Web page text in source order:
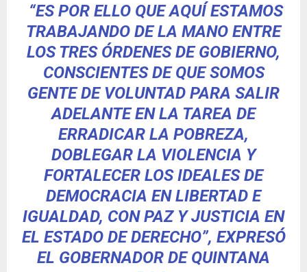
“ES POR ELLO QUE AQUÍ ESTAMOS
TRABAJANDO DE LA MANO ENTRE
LOS TRES ÓRDENES DE GOBIERNO,
CONSCIENTES DE QUE SOMOS
GENTE DE VOLUNTAD PARA SALIR
ADELANTE EN LA TAREA DE
ERRADICAR LA POBREZA,
DOBLEGAR LA VIOLENCIA Y
FORTALECER LOS IDEALES DE
DEMOCRACIA EN LIBERTAD E
IGUALDAD, CON PAZ Y JUSTICIA EN
EL ESTADO DE DERECHO”, EXPRESÓ
EL GOBERNADOR DE QUINTANA